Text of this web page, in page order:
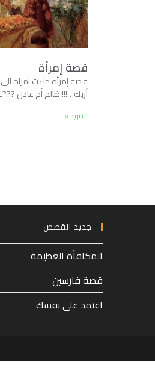
قصة إمرأة
قصة إمرأة جاءت امراه
أربك…!!! ظالم أم عادل
المزيد »
جديد القصص
المكافأة العظيمة
قصة فارسين
اعتمد على نفسك